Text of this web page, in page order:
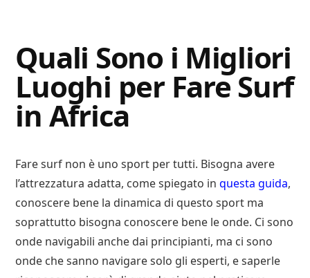
Advisory
Quali Sono i Migliori
Luoghi per Fare Surf
in Africa
Fare surf non è uno sport per tutti. Bisogna avere
l’attrezzatura adatta, come spiegato inquesta guida,
conoscere bene la dinamica di questo sport ma
soprattutto bisogna conoscere bene le onde. Ci sono
onde navigabili anche dai principianti, ma ci sono
onde che sanno navigare solo gli esperti, e saperle